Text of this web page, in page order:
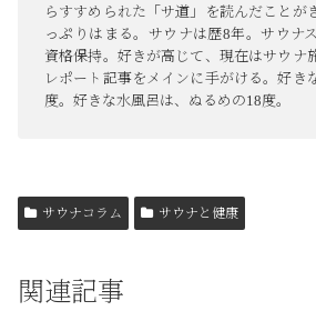
らすすめられた「サ道」を読んだことが
っぷりはまる。サウナは歴8年。サウナ
資格保持。好きが高じて、現在はサウナ
レポート記事をメインに手がける。好き
度。好きな水風呂は、ぬるめの18度。
サウナコラム サウナと健康
関連記事